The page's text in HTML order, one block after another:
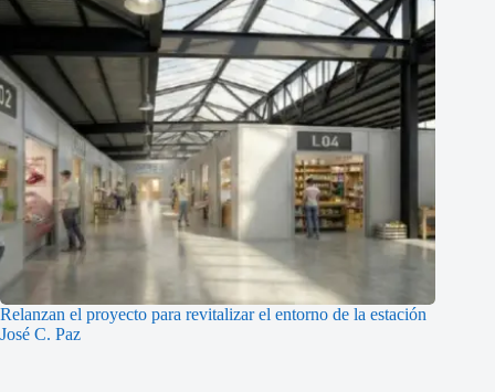
Relanzan el proyecto para revitalizar el entorno de la estación
José C. Paz